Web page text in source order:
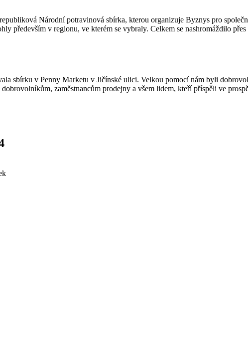
Národní potravinová sbírka, kterou organizuje Byznys pro
především v regionu, ve kterém se vybraly. Celkem se nashromáždilo
sbírku v Penny Marketu v Jičínské ulici. Velkou pomocí nám byli
zaměstnancům prodejny a všem lidem, kteří příspěli ve